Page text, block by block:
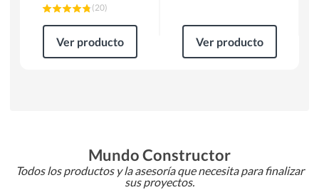
(20)
Ver producto Ver producto
Mundo Constructor
Todos los productos y la asesoría que necesita para finalizar
sus proyectos.